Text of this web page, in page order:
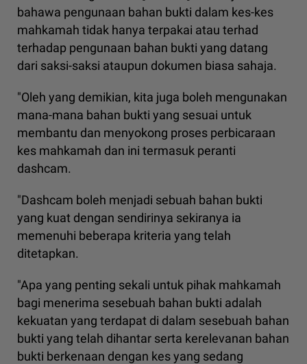
bahawa pengunaan bahan bukti dalam kes-kes
mahkamah tidak hanya terpakai atau terhad
terhadap pengunaan bahan bukti yang datang
dari saksi-saksi ataupun dokumen biasa sahaja.
"Oleh yang demikian, kita juga boleh mengunakan
mana-mana bahan bukti yang sesuai untuk
membantu dan menyokong proses perbicaraan
kes mahkamah dan ini termasuk peranti
dashcam.
"Dashcam boleh menjadi sebuah bahan bukti
yang kuat dengan sendirinya sekiranya ia
memenuhi beberapa kriteria yang telah
ditetapkan.
"Apa yang penting sekali untuk pihak mahkamah
bagi menerima sesebuah bahan bukti adalah
kekuatan yang terdapat di dalam sesebuah bahan
bukti yang telah dihantar serta kerelevanan bahan
bukti berkenaan dengan kes yang sedang